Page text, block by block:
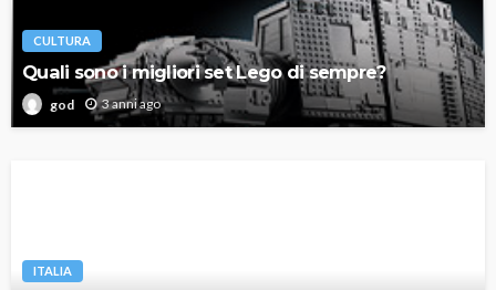
CULTURA
Quali sono i migliori set Lego di sempre?
god 3 anni ago
ITALIA